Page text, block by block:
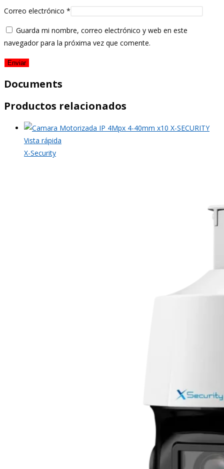
Correo electrónico *
Guarda mi nombre, correo electrónico y web en este
navegador para la próxima vez que comente.
Documents
Productos relacionados
Vista rápida
X-Security